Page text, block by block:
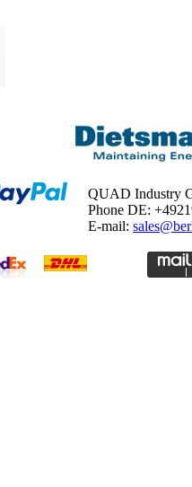
QUAD Industry
Phone DE:
E-mail: